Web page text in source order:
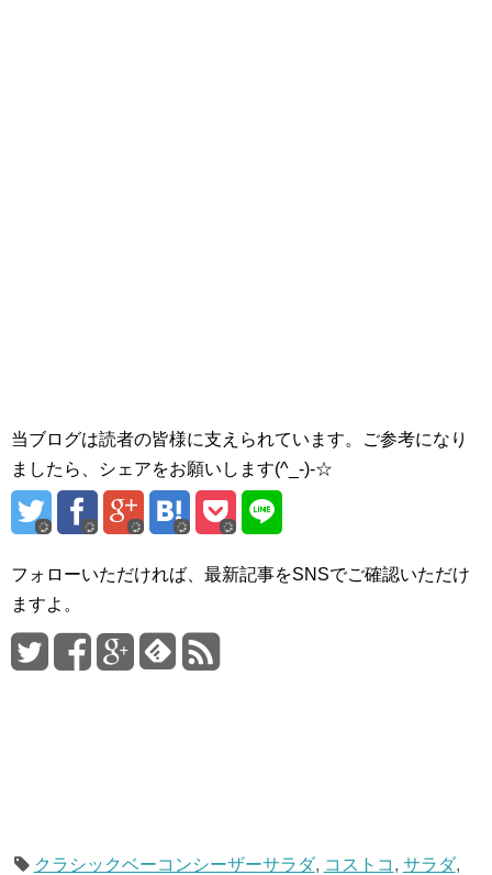
当ブログは読者の皆様に支えられています。ご参考になり
ましたら、シェアをお願いします(^_-)-☆
フォローいただければ、最新記事をSNSでご確認いただけ
ますよ。
クラシックベーコンシーザーサラダ, コストコ , サラダ,